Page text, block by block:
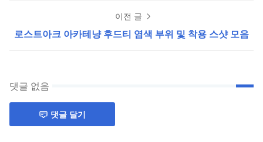
이전 글
로스트아크 아카테냥 후드티 염색 부위 및 착용 스샷 모음
댓글 없음
댓글 달기